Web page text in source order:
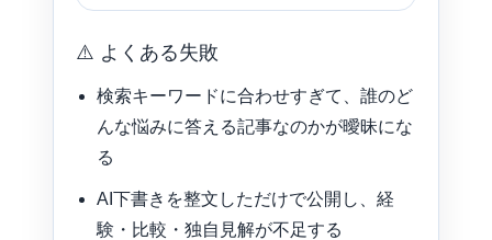
⚠️ よくある失敗
検索キーワードに合わせすぎて、誰のど
んな悩みに答える記事なのかが曖昧にな
る
AI下書きを整文しただけで公開し、経
験・比較・独自見解が不足する